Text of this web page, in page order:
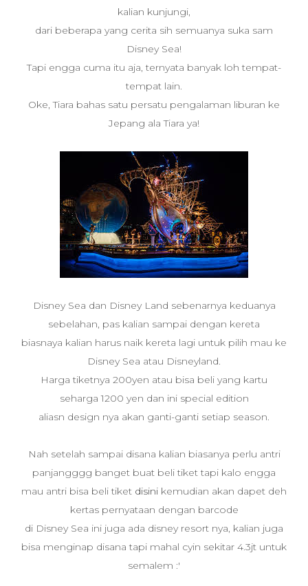
kalian kunjungi,
dari beberapa yang cerita sih semuanya suka sam
Disney Sea!
Tapi engga cuma itu aja, ternyata banyak loh tempat-
tempat lain.
Oke, Tiara bahas satu persatu pengalaman liburan ke
Jepang ala Tiara ya!
Disney Sea dan Disney Land sebenarnya keduanya
sebelahan, pas kalian sampai dengan kereta
biasnaya kalian harus naik kereta lagi untuk pilih mau ke
Disney Sea atau Disneyland.
Harga tiketnya 200yen atau bisa beli yang kartu
seharga 1200 yen dan ini special edition
aliasn design nya akan ganti-ganti setiap season.
Nah setelah sampai disana kalian biasanya perlu antri
panjangggg banget buat beli tiket tapi kalo engga
mau antri bisa beli tiket disini kemudian akan dapet deh
kertas pernyataan dengan barcode
di Disney Sea ini juga ada disney resort nya, kalian juga
bisa menginap disana tapi mahal cyin sekitar 4.3jt untuk
semalem :'